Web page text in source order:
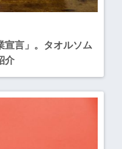
宣言」。タオルソム
介